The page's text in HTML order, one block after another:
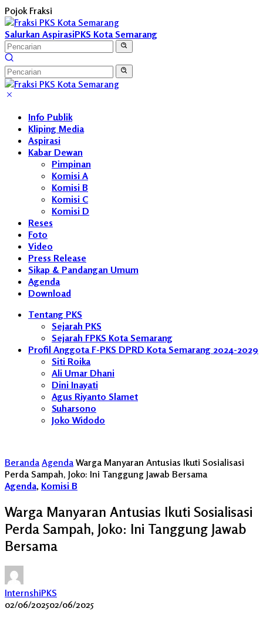
Langsung
ke
konten
Pojok Fraksi
Salurkan AspirasiPKS Kota Semarang
Info Publik
Kliping Media
Aspirasi
Kabar Dewan
Pimpinan
Komisi A
Komisi B
Komisi C
Komisi D
Reses
Foto
Video
Press Release
Sikap & Pandangan Umum
Agenda
Download
Tentang PKS
Sejarah PKS
Sejarah FPKS Kota Semarang
Profil Anggota F-PKS DPRD Kota Semarang 2024-2029
Siti Roika
Ali Umar Dhani
Dini Inayati
Agus Riyanto Slamet
Suharsono
Joko Widodo
Beranda Agenda Warga Manyaran Antusias Ikuti Sosialisasi
Perda Sampah, Joko: Ini Tanggung Jawab Bersama
Agenda, Komisi B
Warga Manyaran Antusias Ikuti Sosialisasi
Perda Sampah, Joko: Ini Tanggung Jawab
Bersama
InternshiPKS
02/06/202502/06/2025